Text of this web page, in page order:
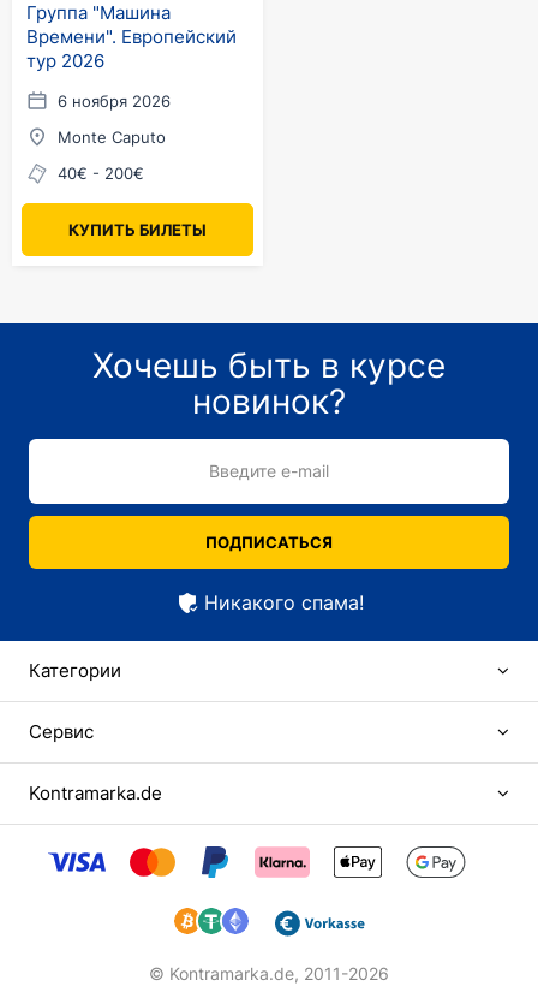
Группа "Машина
Времени". Европейский
тур 2026
6 ноября 2026
Monte Caputo
40€ - 200€
КУПИТЬ БИЛЕТЫ
Хочешь быть в курсе
новинок?
Введите e-mail
ПОДПИСАТЬСЯ
Никакого спама!
Категории
Сервис
Kontramarka.de
© Kontramarka.de, 2011-2026